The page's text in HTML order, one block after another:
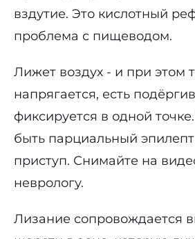
вздутие. Это кислотный
проблема с пищеводом.
Лижет воздух - и при этом
напрягается, есть
фиксируется в одной
быть парциальный
приступ. Снимайте на
неврологу.
Лизание сопровождается